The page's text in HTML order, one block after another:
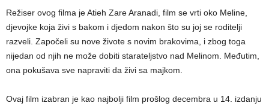
Režiser ovog filma je Atieh Zare Aranadi, film se vrti oko Meline,
djevojke koja živi s bakom i djedom nakon što su joj se roditelji
razveli. Započeli su nove živote s novim brakovima, i zbog toga
nijedan od njih ne može dobiti starateljstvo nad Melinom. Međutim,
ona pokušava sve napraviti da živi sa majkom.
Ovaj film izabran je kao najbolji film prošlog decembra u 14. izdanju